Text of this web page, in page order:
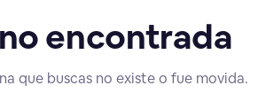
encontrada
que buscas no existe o fue movida.